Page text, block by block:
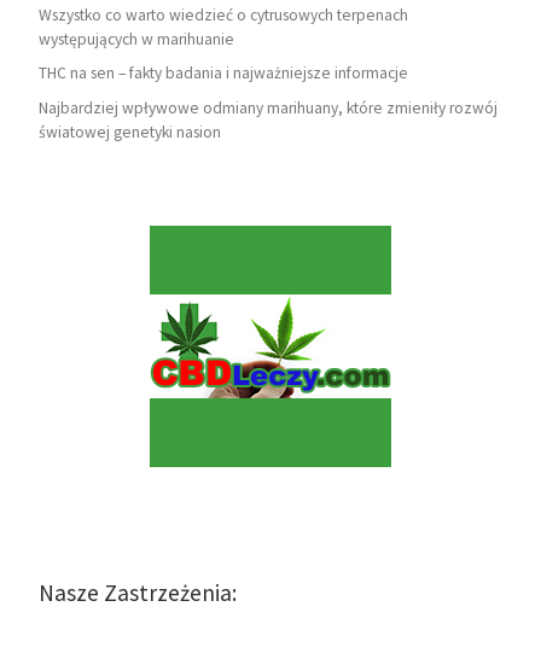
Wszystko co warto wiedzieć o cytrusowych terpenach
występujących w marihuanie
THC na sen – fakty badania i najważniejsze informacje
Najbardziej wpływowe odmiany marihuany, które zmieniły rozwój
światowej genetyki nasion
Nasze Zastrzeżenia: